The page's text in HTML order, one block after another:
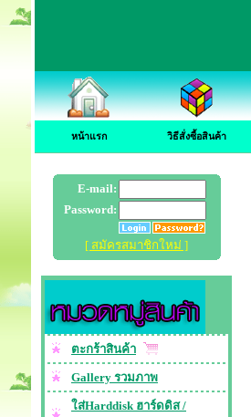
หน้าแรก วิธีสั่งซื้อสินค้า
E-mail:
Password:
[ สมัครสมาชิกใหม่ ]
ตะกร้าสินค้า
Gallery รวมภาพ
ใส่Harddisk ฮาร์ดดิส /